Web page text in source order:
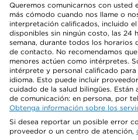
Queremos comunicarnos con usted
más cómodo cuando nos llame o
interpretación calificados, incluido el
disponibles sin ningún costo, las 24
semana, durante todos los horarios
de contacto. No recomendamos
menores actúen como intérpretes.
intérprete y personal calificado
idioma. Esto puede incluir
cuidado de la salud bilingües.
de comunicación: en persona, por
Obtenga información sobre los
Si desea reportar un posible error
proveedor o un centro de atención,